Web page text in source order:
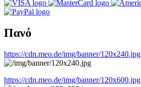
Πανό
https://cdn.meo.de/img/banner/120x240.jpg
https://cdn.meo.de/img/banner/120x600.jpg